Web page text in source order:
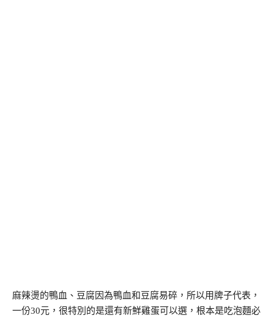
麻辣燙的鴨血、豆腐因為鴨血和豆腐易碎，所以用牌子代表，
一份30元，很特別的是還有新鮮雞蛋可以選，根本是吃泡麵必